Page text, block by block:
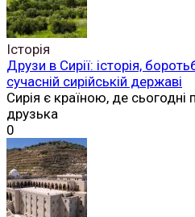
Історія
Друзи в Сирії: історія,
сучасній сирійській державі
Сирія є країною, де
друзька
0